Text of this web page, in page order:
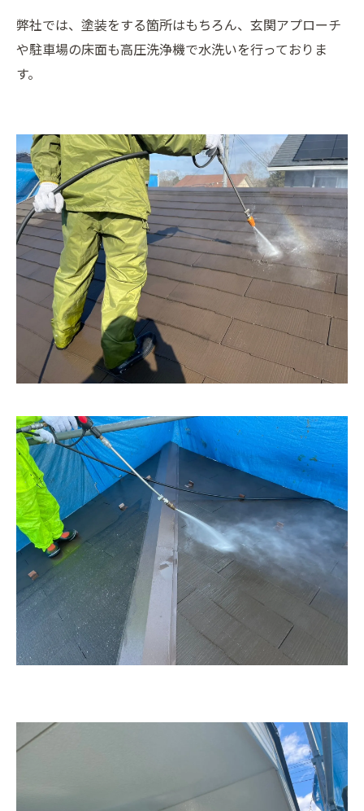
弊社では、塗装をする箇所はもちろん、玄関アプローチ
や駐車場の床面も高圧洗浄機で水洗いを行っておりま
す。